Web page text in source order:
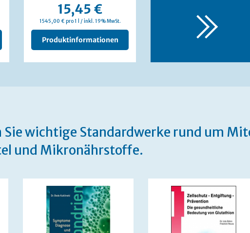
15,45 €
1545,00 € pro 1 l / inkl. 19% MwSt.
Produktinformationen
Sie wichtige Standardwerke rund um
und Mikronährstoffe.